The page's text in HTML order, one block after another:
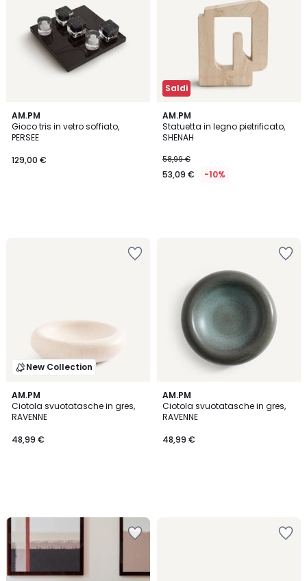
AM.PM
Gioco tris in vetro soffiato,
PERSEE
129,00 €
Saldi
AM.PM
Statuetta in legno pietrificato,
SHENAH
58,99 €
53,09 € -10%
New Collection
AM.PM
Ciotola svuotatasche in gres,
RAVENNE
48,99 €
AM.PM
Ciotola svuotatasche in gres,
RAVENNE
48,99 €